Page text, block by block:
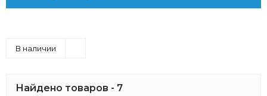
В наличии
Найдено товаров - 7